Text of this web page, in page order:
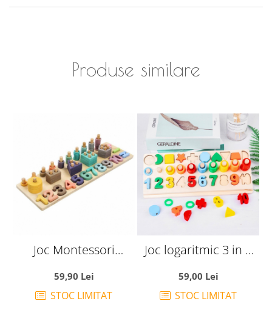
Produse similare
Joc Montessori
aritmetica cu cifre si
coloane sortoatoare
59,90 Lei
STOC LIMITAT
Joc logaritmic 3 in 1
59,00 Lei
STOC LIMITAT